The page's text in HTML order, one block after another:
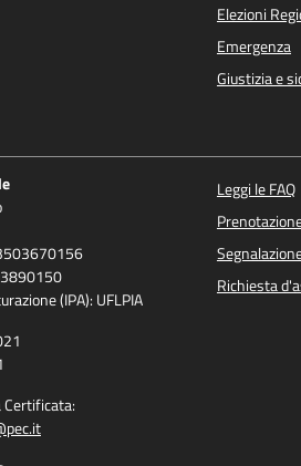
Elezioni
Emergenza
Giustizia e
(IPA): UFLPIA
Leggi le FAQ
Richiesta